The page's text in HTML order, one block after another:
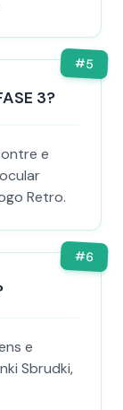
#5
3?
e
Retro.
#6
e
Sbrudki,